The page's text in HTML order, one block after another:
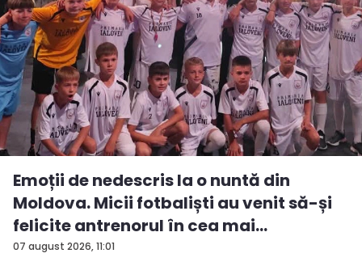
07 august 2026, 11:01
Emoții de nedescris la o nuntă din
Moldova. Micii fotbaliști au venit să-și
felicite antrenorul în cea mai
importan...